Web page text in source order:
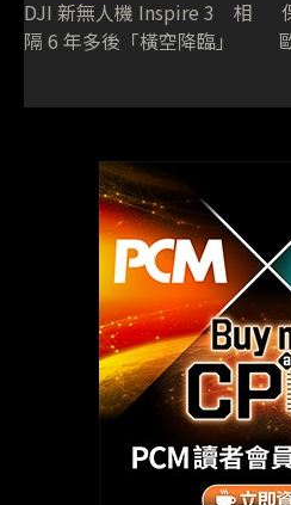
DJI 新無人機 Inspire 3 相
隔 6 年多後「橫空降臨」